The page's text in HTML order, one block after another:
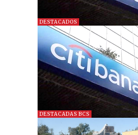
DESTACADOS
DESTACADAS BCS